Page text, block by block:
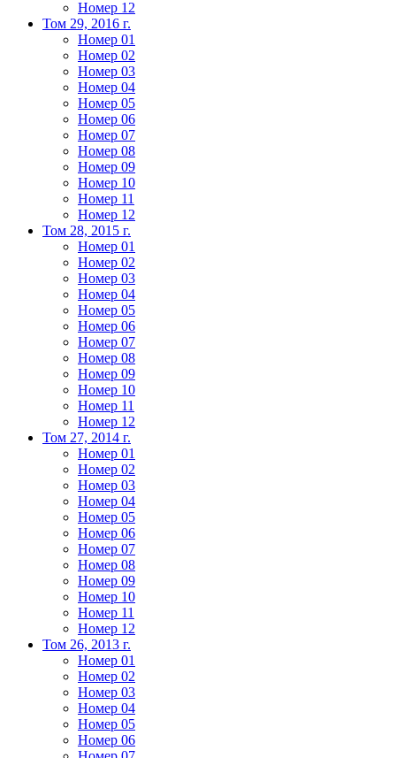
Номер 12
Том 29, 2016 г.
Номер 01
Номер 02
Номер 03
Номер 04
Номер 05
Номер 06
Номер 07
Номер 08
Номер 09
Номер 10
Номер 11
Номер 12
Том 28, 2015 г.
Номер 01
Номер 02
Номер 03
Номер 04
Номер 05
Номер 06
Номер 07
Номер 08
Номер 09
Номер 10
Номер 11
Номер 12
Том 27, 2014 г.
Номер 01
Номер 02
Номер 03
Номер 04
Номер 05
Номер 06
Номер 07
Номер 08
Номер 09
Номер 10
Номер 11
Номер 12
Том 26, 2013 г.
Номер 01
Номер 02
Номер 03
Номер 04
Номер 05
Номер 06